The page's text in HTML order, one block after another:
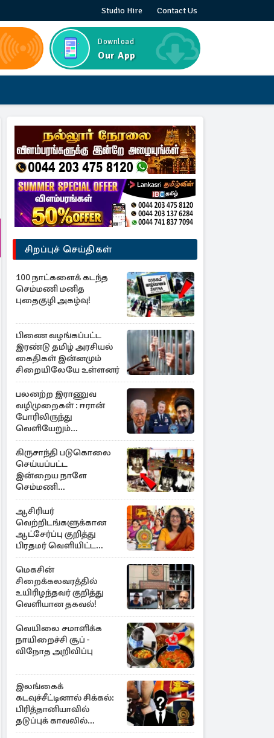
Studio Hire Contact Us
Download
Our App
சிறப்புச் செய்திகள்
100 நாட்களைக் கடந்த
செம்மணி மனித
புதைகுழி அகழ்வு!
பிணை வழங்கப்பட்ட
இரண்டு தமிழ் அரசியல்
கைதிகள் இன்னமும்
சிறையிலேயே உள்ளனர்
பலனற்ற இராணுவ
வழிமுறைகள் : ஈரான்
போரிலிருந்து
வெளியேறும்
வழியைத்தேடும்
அமெரிக்க தளபதி
கிருசாந்தி படுகொலை
செய்யப்பட்ட
இன்றைய நாளே
செம்மணி
இனப்படுகொலை
தினம்…!
ஆசிரியர்
வெற்றிடங்களுக்கான
ஆட்சேர்ப்பு குறித்து
பிரதமர் வெளியிட்ட
அறிவிப்பு
மெகசின்
சிறைக்கலவரத்தில்
உயிரிழந்தவர் குறித்து
வெளியான தகவல்!
வெயிலை சமாளிக்க
நாயிறைச்சி சூப் -
விநோத அறிவிப்பு
இலங்கைக்
கடவுச்சீட்டினால் சிக்கல்:
பிரித்தானியாவில்
தடுப்புக் காவலில்
முன்னாள் எம்.பி!